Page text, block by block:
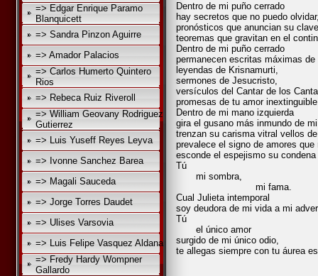
=> Edgar Enrique Paramo
Blanquicett
=> Sandra Pinzon Aguirre
=> Amador Palacios
=> Carlos Humerto Quintero
Rios
=> Rebeca Ruiz Riveroll
=> William Geovany Rodriguez
Gutierrez
=> Luis Yuseff Reyes Leyva
=> Ivonne Sanchez Barea
=> Magali Sauceda
=> Jorge Torres Daudet
=> Ulises Varsovia
=> Luis Felipe Vasquez Aldana
=> Fredy Hardy Wompner
Gallardo
Dentro de mi puño cerrado
hay secretos que no puedo
pronósticos que anuncian su
teoremas que gravitan en el
Dentro de mi puño cerrado
permanecen escritas máximas de
leyendas de Krisnamurti,
sermones de Jesucristo,
versículos del Cantar de los
promesas de tu amor
Dentro de mi mano izquierda
gira el gusano más inmundo de
trenzan su carisma vitral vellos
prevalece el signo de amores que
esconde el espejismo su
Tú
mi sombra,
mi fama.
Cual Julieta intemporal
soy deudora de mi vida a mi
Tú
el único amor
surgido de mi único odio,
te allegas siempre con tu áurea